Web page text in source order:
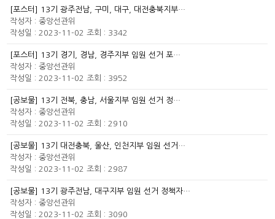
[포스터] 13기 광주전남, 구미, 대구, 대전충북지부…
작성자 :중앙선관위
작성일 : 2023-11-02 조회 : 3342
[포스터] 13기 경기, 경남, 경주지부 임원 선거 포…
작성자 :중앙선관위
작성일 : 2023-11-02 조회 : 3952
[공보물] 13기 전북, 충남, 서울지부 임원 선거 정…
작성자 :중앙선관위
작성일 : 2023-11-02 조회 : 2910
[공보물] 13기 대전충북, 울산, 인천지부 임원 선거…
작성자 :중앙선관위
작성일 : 2023-11-02 조회 : 2987
[공보물] 13기 광주전남, 대구지부 임원 선거 정책자…
작성자 :중앙선관위
작성일 : 2023-11-02 조회 : 3090